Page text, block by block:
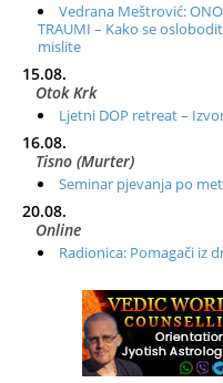
Vedrana Meštrović: ONO
TRAUMI – Kako se
mislite
15.08.
Otok Krk
Ljetni DOP retreat –
16.08.
Tisno (Murter)
Seminar pjevanja po
20.08.
Online
Radionica: Pomagači iz
Zagreb+Online
Osnovni